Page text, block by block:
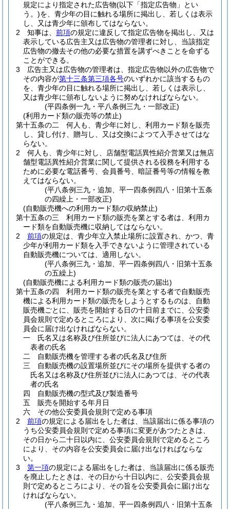
規定により指定された広告物(以下「指定広告物」とい
う。)を、青少年の目に触れる場所に掲出し、若しくは表示
し、又は青少年に頒布してはならない。
2
知事は、 前項の規定に違反して指定広告物を掲出し、又は
表示している広告主又は広告物の管理者に対し、当該指定
広告物の撤去その他の必要な措置を講ずべきことを命ずる
ことができる。
3
広告主又は広告物の管理者は、指定広告物以外の広告物で
その内容が第十三条第三項各号のいずれかに該当するもの
を、青少年の目に触れる場所に掲出し、若しくは表示し、
又は青少年に頒布しないように努めなければならない。
(平四条例一九・平八条例三九・一部改正)
(利用カード類の販売等の禁止)
第十五条の二
何人も、青少年に対し、利用カード類を販売
し、貸し付け、贈与し、又は交換によつて入手させてはな
らない。
2
何人も、青少年に対し、店舗型電話異性紹介営業又は無店
舗型電話異性紹介営業に関して提供される役務を利用する
ために必要な電話番号、会員番号、暗証番号等の情報を教
えてはならない。
(平八条例三九・追加、平一四条例四八・旧第十五条
の四繰上・一部改正)
(自動販売機への利用カード類の収納禁止)
第十五条の三
利用カード類の販売を業とする者は、利用カ
ード類を自動販売機に収納してはならない。
2
前項の規定は、青少年立入禁止場所に設置され、かつ、青
少年が利用カード類を入手できないように管理されている
自動販売機については、適用しない。
(平八条例三九・追加、平一四条例四八・旧第十五条
の五繰上)
(自動販売機による利用カード類の販売の届出)
第十五条の四
利用カード類の販売を業とする者で自動販売
機による利用カード類の販売をしようとするものは、自動
販売機ごとに、販売を開始する日の十日前までに、公安委
員会規則で定めるところにより、次に掲げる事項を公安委
員会に届け出なければならない。
一
氏名又は名称及び住所並びに法人にあつては、その代
表者の氏名
二
自動販売機を管理する者の氏名及び住所
三
自動販売機の設置場所並びにその場所を提供する者の
氏名又は名称及び住所並びに法人にあつては、その代表
者の氏名
四
自動販売機の型式及び製造番号
五
販売を開始する年月日
六
その他公安委員会規則で定める事項
2
前項の規定による届出をした者は、当該届出に係る事項の
うち公安委員会規則で定める事項に変更があつたときは、
その日から二十日以内に、公安委員会規則で定めるところ
により、その内容を公安委員会に届け出なければならな
い。
3
第一項の規定による届出をした者は、当該届出に係る販売
を廃止したときは、その日から十日以内に、公安委員会規
則で定めるところにより、その旨を公安委員会に届け出な
ければならない。
(平八条例三九・追加、平一四条例四八・旧第十五条